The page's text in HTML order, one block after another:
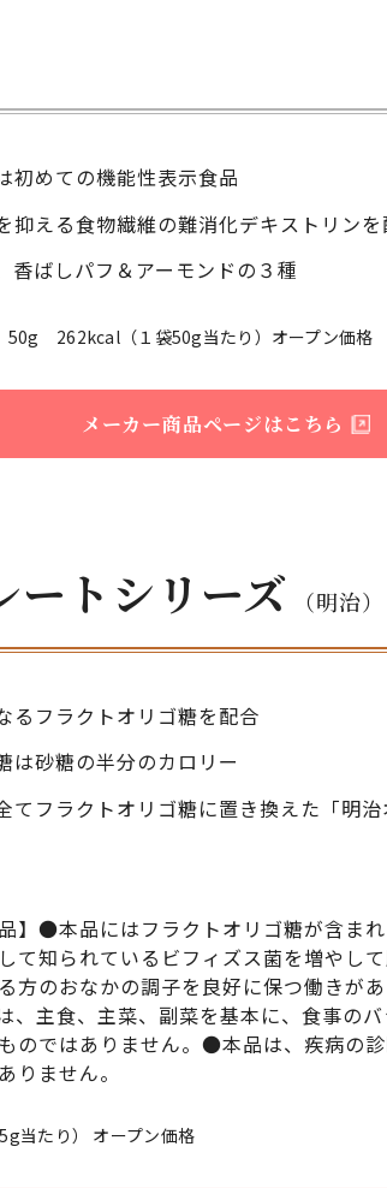
初めての機能性表示食品
抑える食物繊維の難消化デキストリンを
香ばしパフ＆アーモンドの３種
50g 262kcal（１袋50g当たり）オープン価格
メーカー商品ページはこちら
ートシリーズ （明治）
るフラクトオリゴ糖を配合
は砂糖の半分のカロリー
てフラクトオリゴ糖に置き換えた「明
】●本品にはフラクトオリゴ糖が含ま
て知られているビフィズス菌を増やして
方のおなかの調子を良好に保つ働きが
、主食、主菜、副菜を基本に、食事の
のではありません。●本品は、疾病の
りません。
たり） オープン価格